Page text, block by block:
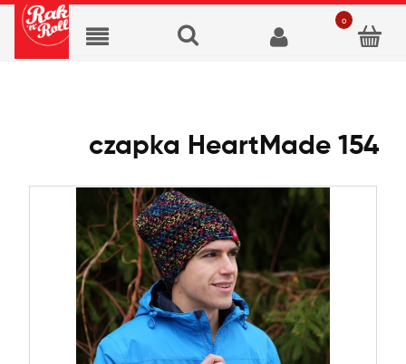
czapka HeartMade 154